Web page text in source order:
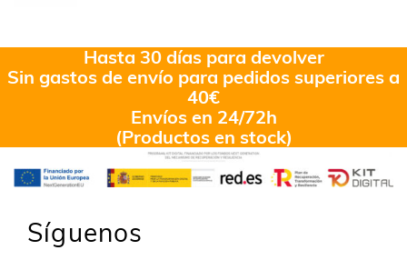
Hasta 30 días para devolver
Sin gastos de envío para pedidos superiores a
40€
Envíos en 24/72h
(Productos en stock)
Síguenos